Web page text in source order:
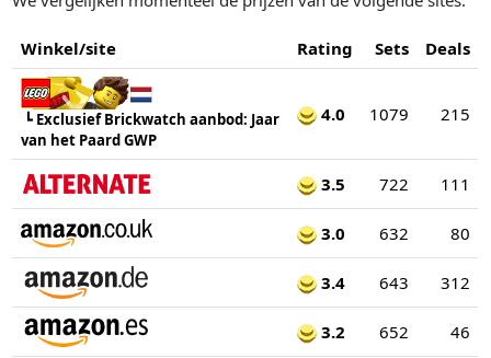
Winkel/site Rating Sets Deals
┗ Exclusief Brickwatch aanbod: Jaar
van het Paard GWP
4.0 1079 215
3.5 722 111
3.0 632 80
3.4 643 312
3.2 652 46